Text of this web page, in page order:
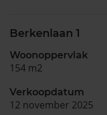
Berkenlaan 1
Woonoppervlak
154 m2
Verkoopdatum
12 november 2025